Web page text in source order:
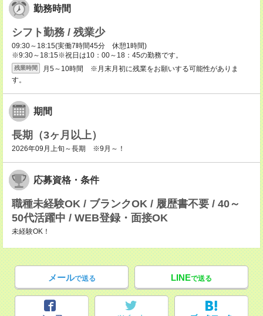
勤務時間
シフト勤務 / 残業少
09:30～18:15(実働7時間45分 休憩1時間)
※9:30～18:15※祝日は10：00～18：45の勤務です。
残業時間
月5～10時間 ※月末月初に残業をお願いする可能性がありま
す。
期間
長期（3ヶ月以上）
2026年09月上旬～長期 ※9月～！
応募資格・条件
職種未経験OK / ブランクOK / 履歴書不要 / 40～
50代活躍中 / WEB登録・面接OK
未経験OK！
メールで送る LINEで送る